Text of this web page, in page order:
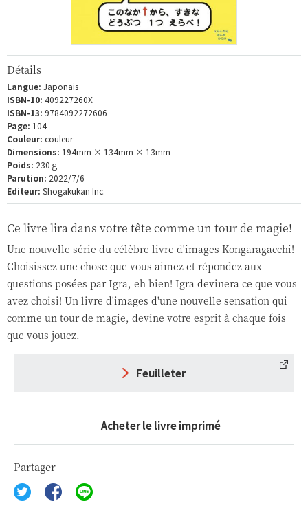
Détails
Langue: Japonais
ISBN-10: 409227260X
ISBN-13: 9784092272606
Page: 104
Couleur: couleur
Dimensions: 194mm × 134mm × 13mm
Poids: 230ｇ
Parution: 2022/7/6
Editeur: Shogakukan Inc.
Ce livre lira dans votre tête comme un tour de magie!
Une nouvelle série du célèbre livre d'images Kongaragacchi!
Choisissez une chose que vous aimez et répondez aux
questions posées par Igra, eh bien! Igra devinera ce que vous
avez choisi! Un livre d'images d'une nouvelle sensation qui
comme un tour de magie, devine votre esprit à chaque fois
que vous jouez.
Feuilleter
Acheter le livre imprimé
Partager